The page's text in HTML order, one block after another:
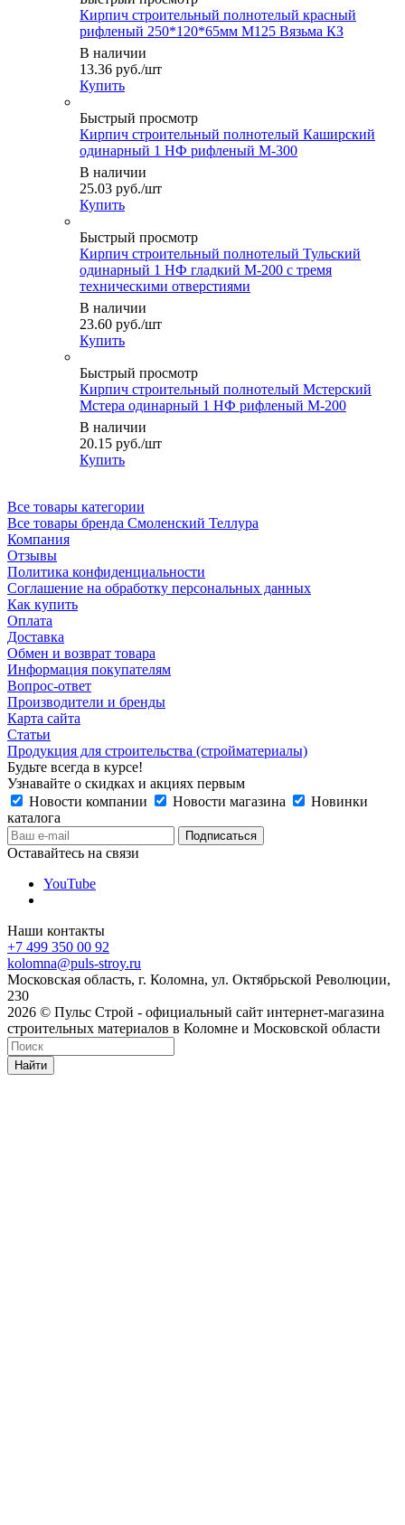
Кирпич строительный полнотелый красный
рифленый 250*120*65мм М125 Вязьма КЗ
В наличии
13.36 руб./шт
Купить
Быстрый просмотр
Кирпич строительный полнотелый Каширский
одинарный 1 НФ рифленый М-300
В наличии
25.03 руб./шт
Купить
Быстрый просмотр
Кирпич строительный полнотелый Тульский
одинарный 1 НФ гладкий М-200 с тремя
техническими отверстиями
В наличии
23.60 руб./шт
Купить
Быстрый просмотр
Кирпич строительный полнотелый Мстерский
Мстера одинарный 1 НФ рифленый М-200
В наличии
20.15 руб./шт
Купить
Все товары категории
Все товары бренда Смоленский Теллура
Компания
Отзывы
Политика конфиденциальности
Соглашение на обработку персональных данных
Как купить
Оплата
Доставка
Обмен и возврат товара
Информация покупателям
Вопрос-ответ
Производители и бренды
Карта сайта
Статьи
Продукция для строительства (стройматериалы)
Будьте всегда в курсе!
Узнавайте о скидках и акциях первым
Новости компании
Новости магазина
Новинки
каталога
Оставайтесь на связи
YouTube
Наши контакты
+7 499 350 00 92
kolomna@puls-stroy.ru
Московская область, г. Коломна, ул. Октябрьской Революции,
230
2026 © Пульс Строй - официальный сайт интернет-магазина
строительных материалов в Коломне и Московской области
Найти